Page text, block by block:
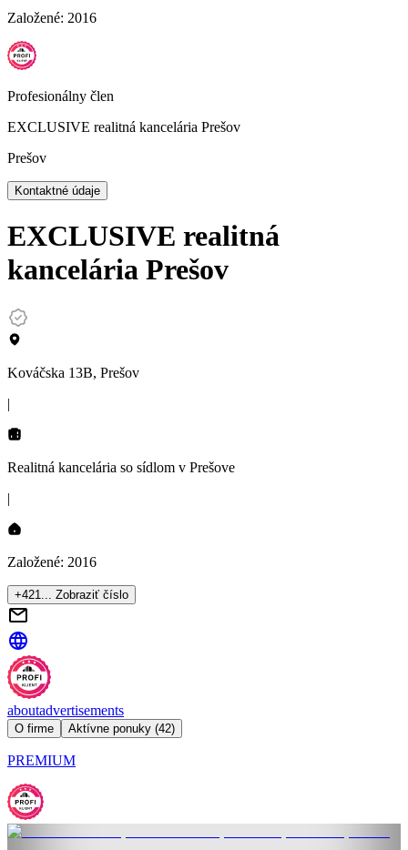
Založené: 2016
Profesionálny člen
EXCLUSIVE realitná kancelária Prešov
Prešov
Kontaktné údaje
EXCLUSIVE realitná
kancelária Prešov
Kováčska 13B, Prešov
|
Realitná kancelária so sídlom v Prešove
|
Založené: 2016
+421... Zobraziť číslo
aboutadvertisements
O firme Aktívne ponuky (42)
PREMIUM